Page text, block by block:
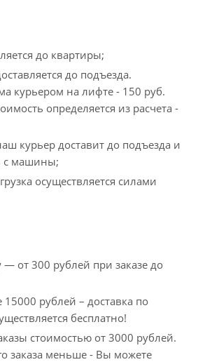
до квартиры;
до подъезда.
курьером на лифте - 150 руб.
определяется из расчета -
курьер доставит до подъезда и
с машины;
осуществляется силами
— от 300 рублей при заказе до
рублей – доставка по
бесплатно!
стоимостью от 3000 рублей.
заказа меньше - Вы можете